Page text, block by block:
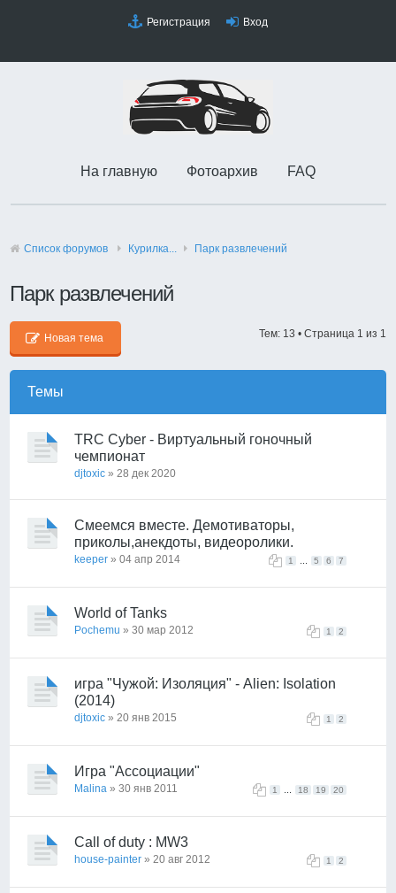
Регистрация Вход
На главную Фотоархив FAQ
Список форумов Курилка... Парк развлечений
Парк развлечений
Новая тема Тем: 13 • Страница 1 из 1
Темы
TRC Cyber - Виртуальный гоночный
чемпионат
djtoxic » 28 дек 2020
Смеемся вместе. Демотиваторы,
приколы,анекдоты, видеоролики.
1 5 6 7
keeper » 04 апр 2014
World of Tanks
1 2
Pochemu » 30 мар 2012
игра "Чужой: Изоляция" - Alien: Isolation
(2014)
1 2
djtoxic » 20 янв 2015
Игра "Ассоциации"
1 18 19 20
Malina » 30 янв 2011
Call of duty : MW3
1 2
house-painter » 20 авг 2012